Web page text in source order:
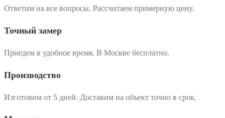
Ответим на все вопросы. Рассчитаем примерную цену.
Точный замер
Приедем в удобное время. В Москве бесплатно.
Производство
Изготовим от 5 дней. Доставим на объект точно в срок.